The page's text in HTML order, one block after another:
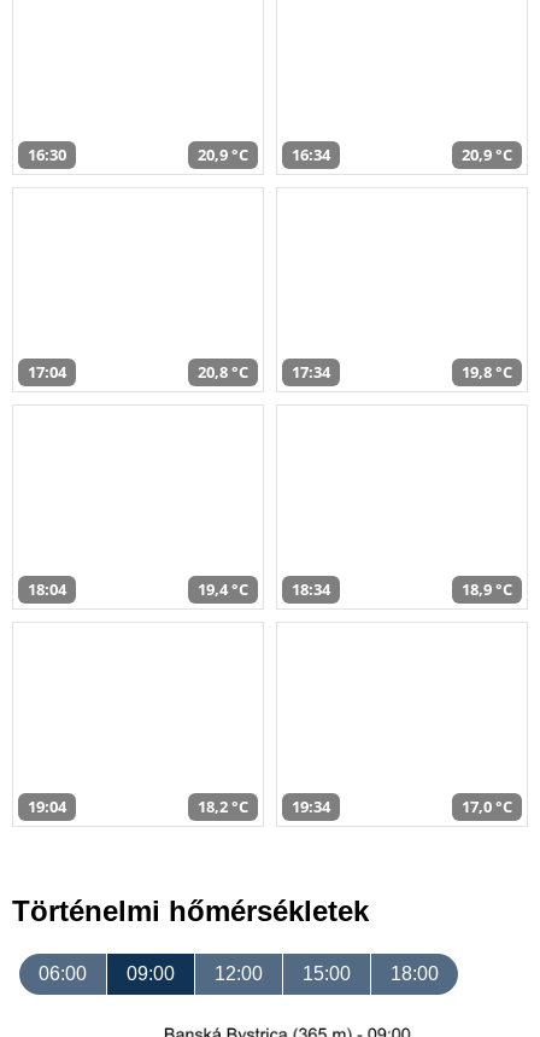
16:30 20,9 °C 16:34 20,9 °C
17:04 20,8 °C 17:34 19,8 °C
18:04 19,4 °C 18:34 18,9 °C
19:04 18,2 °C 19:34 17,0 °C
Történelmi hőmérsékletek
06:00 09:00 12:00 15:00 18:00